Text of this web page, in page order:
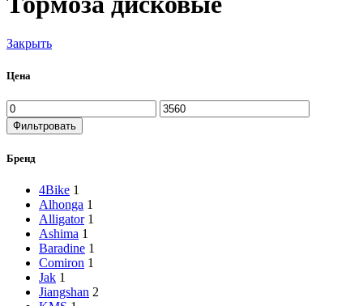
Закрыть
Цена
Минимальная
цена
Максимальная
цена
Фильтровать
Бренд
4Bike 1
Alhonga 1
Alligator 1
Ashima 1
Baradine 1
Comiron 1
Jak 1
Jiangshan 2